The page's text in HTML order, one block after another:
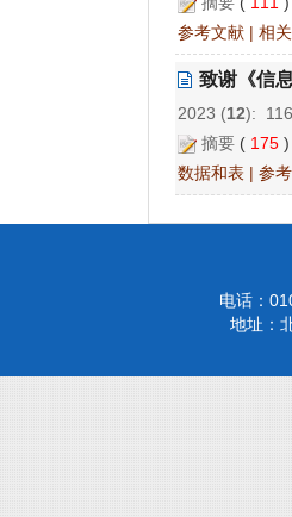
参考文献 | 相
致谢《信
2023 (12):
摘要 ( 175
数据和表 | 参
电话：
地址：